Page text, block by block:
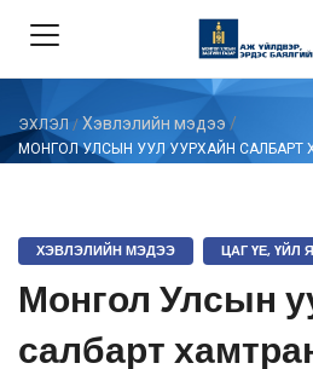
ЭХЛЭЛ / Хэвлэлийн мэдээ /
МОНГОЛ УЛСЫН УУЛ УУРХАЙН САЛБАРТ
ХЭВЛЭЛИЙН МЭДЭЭ ЦАГ ҮЕ, ҮЙЛ
Монгол Улсын
салбарт